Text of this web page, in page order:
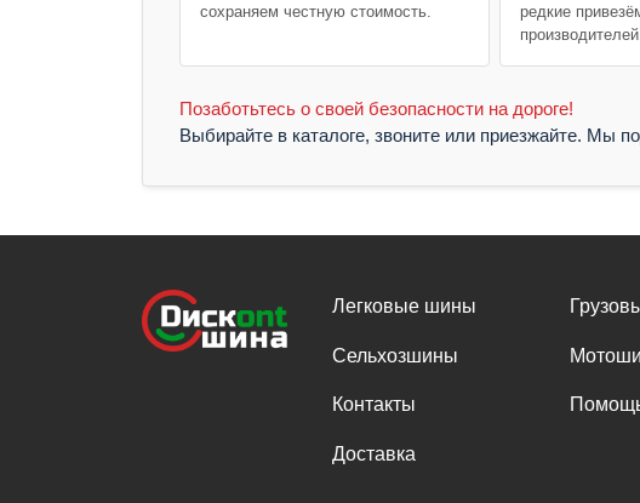
сохраняем честную стоимость.
редкие
производителей.
Позаботьтесь о своей безопасности на дороге!
Выбирайте в каталоге, звоните или приезжайте. Мы
Легковые шины
Сельхозшины
Контакты
Доставка